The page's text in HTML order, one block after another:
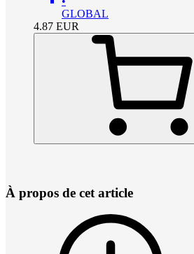
GLOBAL
4.87 EUR
À propos de cet article